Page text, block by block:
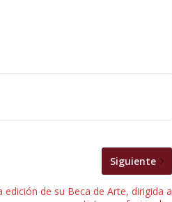
Siguiente
edición de su Beca de Arte, dirigida a